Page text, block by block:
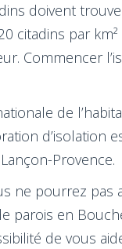
doivent
citadins par
Commencer
de
d’isolation
Provence.
ne pourrez pas
parois en
de vous